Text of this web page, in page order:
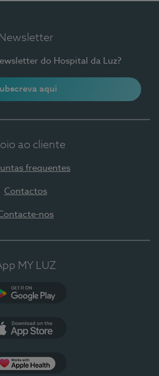
Newsletter
do Hospital da Luz?
aqui
ao cliente
frequentes
Contactos
nos
MY LUZ